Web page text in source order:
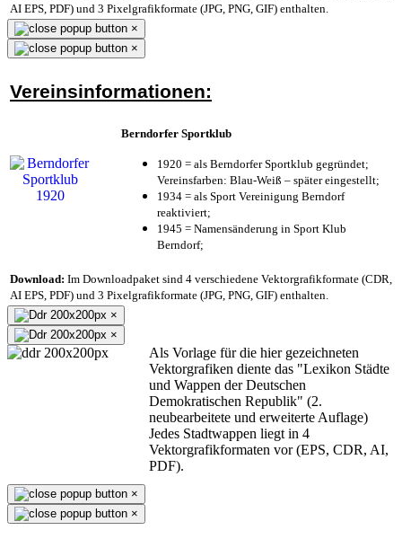
AI EPS, PDF) und 3 Pixelgrafikformate (JPG, PNG, GIF) enthalten.
×
×
Vereinsinformationen:
Berndorfer Sportklub
1920 = als Berndorfer Sportklub gegründet;
Vereinsfarben: Blau-Weiß – später eingestellt;
1934 = als Sport Vereinigung Berndorf
reaktiviert;
1945 = Namensänderung in Sport Klub
Berndorf;
Download: Im Downloadpaket sind 4 verschiedene Vektorgrafikformate (CDR,
AI EPS, PDF) und 3 Pixelgrafikformate (JPG, PNG, GIF) enthalten.
×
×
Als Vorlage für die hier gezeichneten
Vektorgrafiken diente das "Lexikon Städte
und Wappen der Deutschen
Demokratischen Republik" (2.
neubearbeitete und erweiterte Auflage)
Jedes Stadtwappen liegt in 4
Vektorgrafikformaten vor (EPS, CDR, AI,
PDF).
×
×